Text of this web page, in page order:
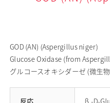
健康食品事業
GOD (AN) (Aspergillus niger)
Glucose Oxidase (from
グルコースオキシダーゼ (微生
反応 β -D-